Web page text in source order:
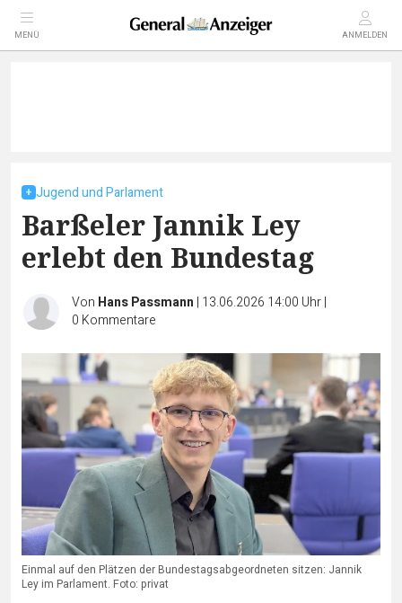
MENÜ ANMELDEN
Jugend und Parlament
Barßeler Jannik Ley
erlebt den Bundestag
Von Hans Passmann | 13.06.2026 14:00 Uhr|
0 Kommentare
Einmal auf den Plätzen der Bundestagsabgeordneten sitzen: Jannik
Ley im Parlament. Foto: privat